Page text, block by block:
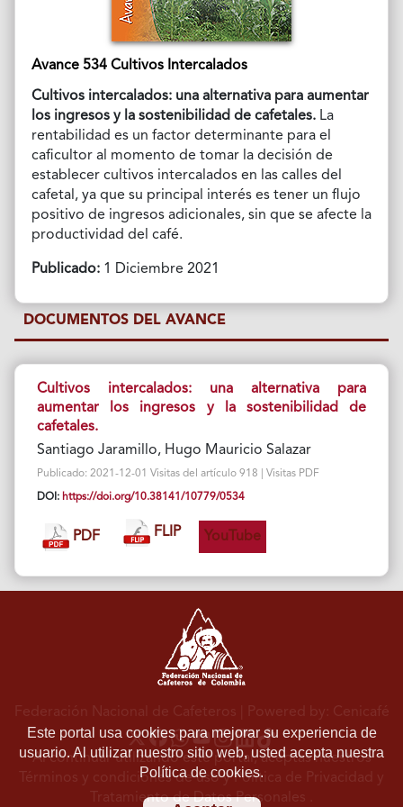
Avance 534 Cultivos Intercalados
Cultivos intercalados: una alternativa para aumentar
los ingresos y la sostenibilidad de cafetales.La
rentabilidad es un factor determinante para el
caficultor al momento de tomar la decisión de
establecer cultivos intercalados en las calles del
cafetal, ya que su principal interés es tener un flujo
positivo de ingresos adicionales, sin que se afecte la
productividad del café.
Publicado:1 Diciembre 2021
DOCUMENTOS DEL AVANCE
Cultivos intercalados: una alternativa para
aumentar los ingresos y la sostenibilidad de
cafetales.
Santiago Jaramillo, Hugo Mauricio Salazar
Publicado: 2021-12-01 Visitas del artículo 918 | Visitas PDF
DOI: https://doi.org/10.38141/10779/0534
PDF FLIP YouTube
Este portal usa cookies para mejorar su experiencia de
usuario. Al utilizar nuestro sitio web, usted acepta nuestra
Política de cookies.
Federación Nacional de Cafeteros | Powered by: Cenicafé
Al continuar utilizando este portal, aceptas nuestros
Términos y condiciones de usoyPolítica de Privacidad y
Tratamiento de Datos Personales